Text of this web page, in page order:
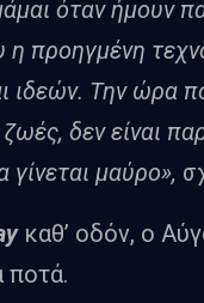
όταν ήμουν
η προηγμένη
ιδεών. Την ώρα
δεν είναι
γίνεται μαύρο»,
καθ’ οδόν, ο
ποτά.